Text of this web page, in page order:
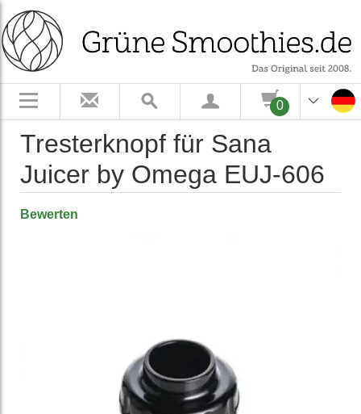
0
Tresterknopf für Sana
Juicer by Omega EUJ-606
Bewerten